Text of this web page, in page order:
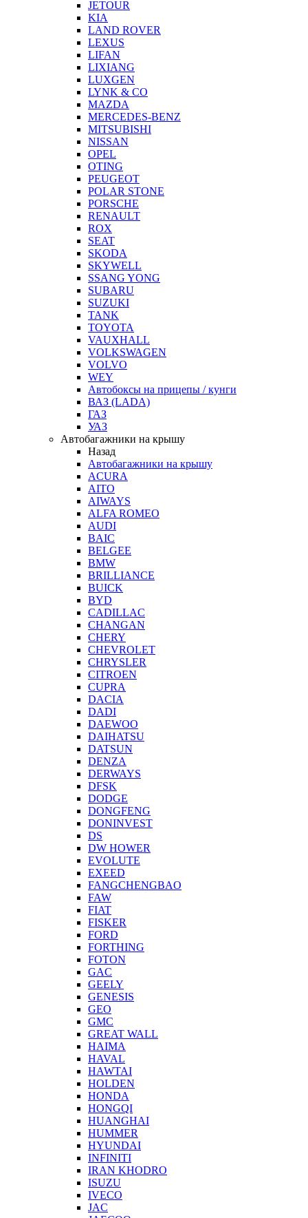
JETOUR
KIA
LAND ROVER
LEXUS
LIFAN
LIXIANG
LUXGEN
LYNK & CO
MAZDA
MERCEDES-BENZ
MITSUBISHI
NISSAN
OPEL
OTING
PEUGEOT
POLAR STONE
PORSCHE
RENAULT
ROX
SEAT
SKODA
SKYWELL
SSANG YONG
SUBARU
SUZUKI
TANK
TOYOTA
VAUXHALL
VOLKSWAGEN
VOLVO
WEY
Автобоксы на прицепы / кунги
ВАЗ (LADA)
ГАЗ
УАЗ
Автобагажники на крышу
Назад
Автобагажники на крышу
ACURA
AITO
AIWAYS
ALFA ROMEO
AUDI
BAIC
BELGEE
BMW
BRILLIANCE
BUICK
BYD
CADILLAC
CHANGAN
CHERY
CHEVROLET
CHRYSLER
CITROEN
CUPRA
DACIA
DADI
DAEWOO
DAIHATSU
DATSUN
DENZA
DERWAYS
DFSK
DODGE
DONGFENG
DONINVEST
DS
DW HOWER
EVOLUTE
EXEED
FANGCHENGBAO
FAW
FIAT
FISKER
FORD
FORTHING
FOTON
GAC
GEELY
GENESIS
GEO
GMC
GREAT WALL
HAIMA
HAVAL
HAWTAI
HOLDEN
HONDA
HONGQI
HUANGHAI
HUMMER
HYUNDAI
INFINITI
IRAN KHODRO
ISUZU
IVECO
JAC